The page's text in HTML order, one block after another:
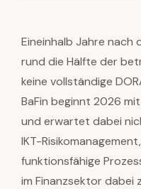
Eineinhalb Jahre
rund die Hälfte der
keine vollständige
BaFin beginnt 2026
und erwartet dabei
IKT-
funktionsfähige
im Finanzsektor dabei